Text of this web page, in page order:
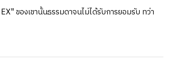
ของเขานั้นธรรมดาจนไม่ได้รับการยอมรับ ทว่า